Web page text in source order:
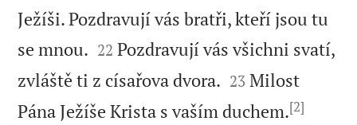
Ježíši. Pozdravují vás bratři, kteří jsou tu
se mnou. 

22 Pozdravují vás všichni svatí,
zvláště ti z císařova dvora. 

23 Milost
Pána Ježíše Krista s vaším duchem.[2]